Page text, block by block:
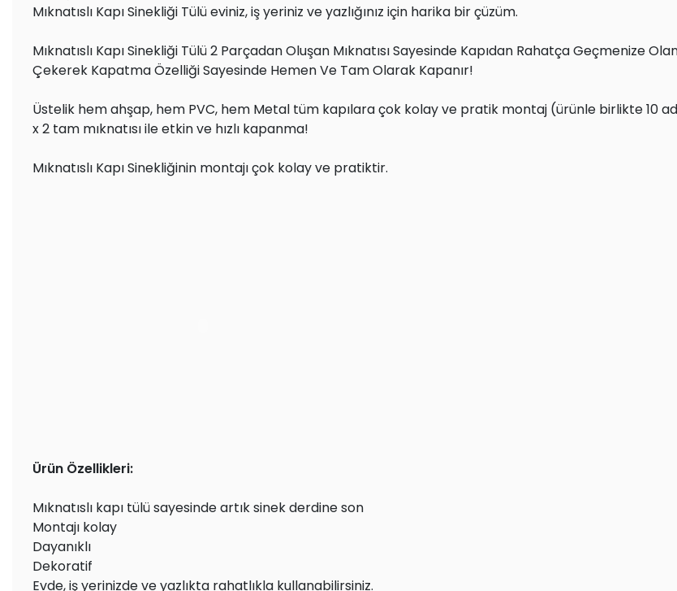
Mıknatıslı Kapı Sinekliği Tülü eviniz, iş yeriniz ve yazlığınız için harika bir çüzüm.
Mıknatıslı Kapı Sinekliği Tülü 2 Parçadan Oluşan Mıknatısı Sayesinde Kapıdan Rahatça Geçmenize
Çekerek Kapatma Özelliği Sayesinde Hemen Ve Tam Olarak Kapanır!
Üstelik hem ahşap, hem PVC, hem Metal tüm kapılara çok kolay ve pratik montaj (ürünle birlikte 10
x 2 tam mıknatısı ile etkin ve hızlı kapanma!
Mıknatıslı Kapı Sinekliğinin montajı çok kolay ve pratiktir.
Ürün Özellikleri:
Mıknatıslı kapı tülü sayesinde artık sinek derdine son
Montajı kolay
Dayanıklı
Dekoratif
Evde, iş yerinizde ve yazlıkta rahatlıkla kullanabilirsiniz.